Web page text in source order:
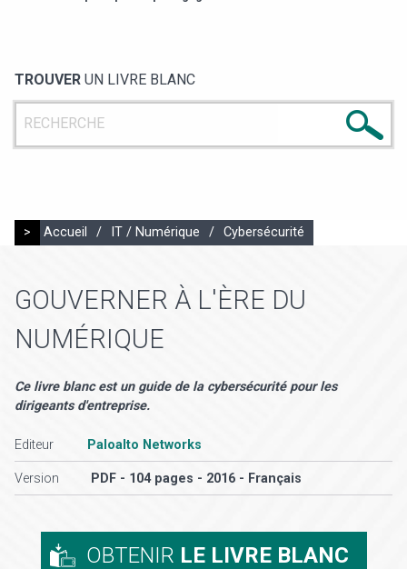
TROUVER UN LIVRE BLANC
> Accueil / IT / Numérique / Cybersécurité
GOUVERNER À L'ÈRE DU
NUMÉRIQUE
Ce livre blanc est un guide de la cybersécurité pour les
dirigeants d'entreprise.
Editeur Paloalto Networks
Version PDF - 104 pages - 2016 - Français
OBTENIR LE LIVRE BLANC